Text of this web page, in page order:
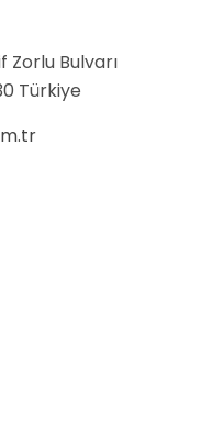
Zorlu Bulvarı
Türkiye